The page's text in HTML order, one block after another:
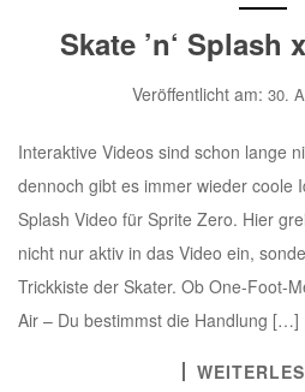
Skate ’n‘ Splash
Veröffentlicht am: 30.
Interaktive Videos sind schon lange
dennoch gibt es immer wieder coole
Splash Video für Sprite Zero. Hier
nicht nur aktiv in das Video ein,
Trickkiste der Skater. Ob One-Foot-
Air – Du bestimmst die Handlung […]